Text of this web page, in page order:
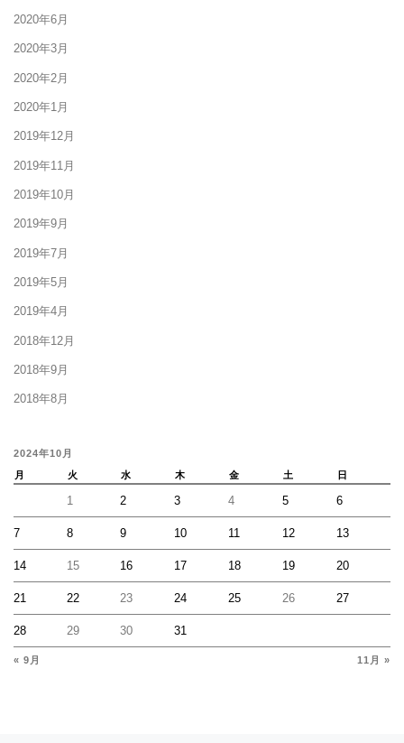
2020年6月
2020年3月
2020年2月
2020年1月
2019年12月
2019年11月
2019年10月
2019年9月
2019年7月
2019年5月
2019年4月
2018年12月
2018年9月
2018年8月
2024年10月
月
火 水 木 金 土 日
« 9月 11月 »
1 2 3 4 5 6
7 8 9 10 11 12 13
14 15 16 17 18 19 20
21 22 23 24 25 26 27
28 29 30 31